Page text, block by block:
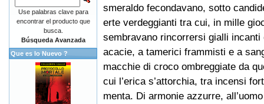
smeraldo fecondavano, sotto
erte verdeggianti tra cui, in mille
sembravano rincorrersi gialli incanti
acacie, a tamerici frammisti e a
macchie di croco ombreggiate da
cui l’erica s’attorchia, tra incensi
menta. Di armonie azzurre,
Use palabras clave para
encontrar el producto que
busca.
Búsqueda Avanzada
Que es lo Nuevo ?